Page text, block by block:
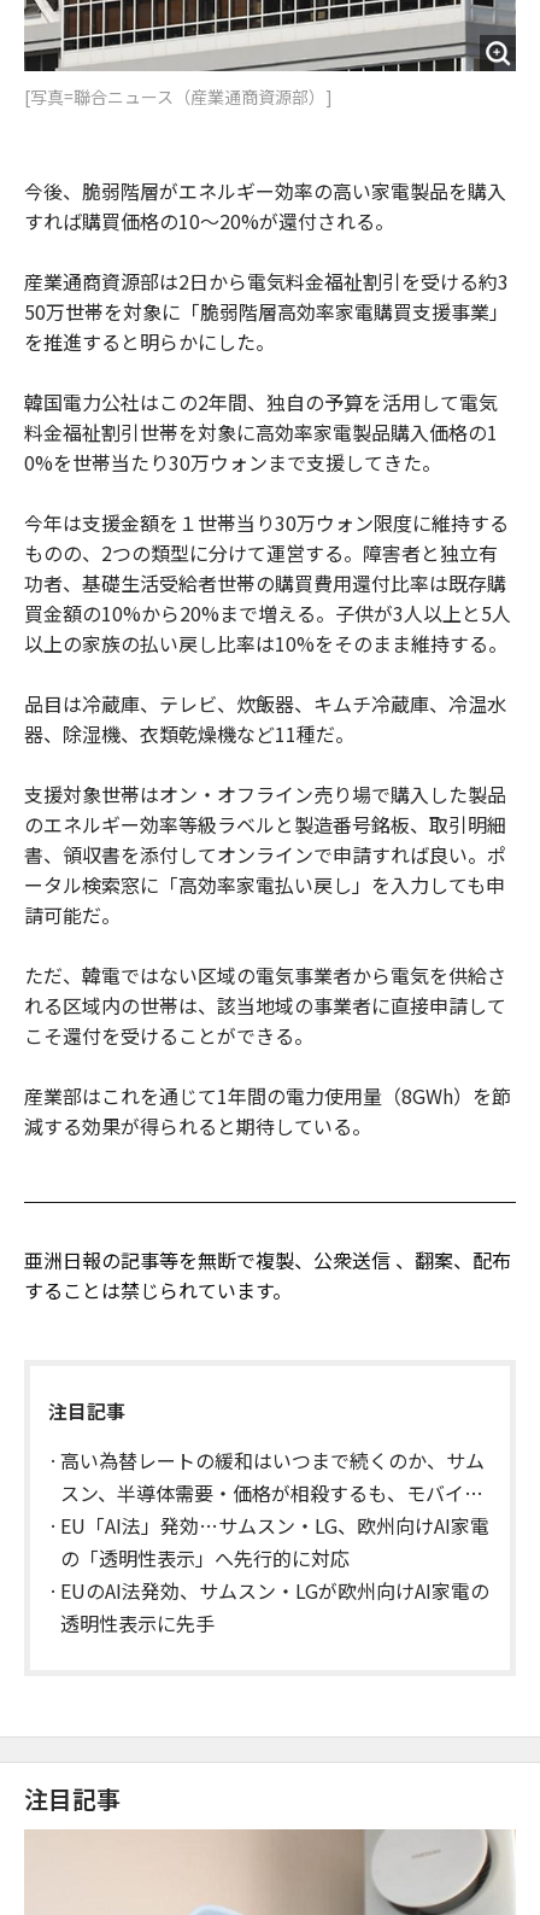
[写真=聯合ニュース（産業通商資源部）]
今後、脆弱階層がエネルギー効率の高い家電製品を購入
すれば購買価格の10～20%が還付される。
産業通商資源部は2日から電気料金福祉割引を受ける約3
50万世帯を対象に「脆弱階層高効率家電購買支援事業」
を推進すると明らかにした。
韓国電力公社はこの2年間、独自の予算を活用して電気
料金福祉割引世帯を対象に高効率家電製品購入価格の1
0%を世帯当たり30万ウォンまで支援してきた。
今年は支援金額を１世帯当り30万ウォン限度に維持する
ものの、2つの類型に分けて運営する。障害者と独立有
功者、基礎生活受給者世帯の購買費用還付比率は既存購
買金額の10%から20%まで増える。子供が3人以上と5人
以上の家族の払い戻し比率は10%をそのまま維持する。
品目は冷蔵庫、テレビ、炊飯器、キムチ冷蔵庫、冷温水
器、除湿機、衣類乾燥機など11種だ。
支援対象世帯はオン・オフライン売り場で購入した製品
のエネルギー効率等級ラベルと製造番号銘板、取引明細
書、領収書を添付してオンラインで申請すれば良い。ポ
ータル検索窓に「高効率家電払い戻し」を入力しても申
請可能だ。
ただ、韓電ではない区域の電気事業者から電気を供給さ
れる区域内の世帯は、該当地域の事業者に直接申請して
こそ還付を受けることができる。
産業部はこれを通じて1年間の電力使用量（8GWh）を節
減する効果が得られると期待している。
亜洲日報の記事等を無断で複製、公衆送信 、翻案、配布
することは禁じられています。
注目記事
高い為替レートの緩和はいつまで続くのか、サム
スン、半導体需要・価格が相殺するも、モバイ
ル・家電は厳しい状況
EU「AI法」発効…サムスン・LG、欧州向けAI家電
の「透明性表示」へ先行的に対応
EUのAI法発効、サムスン・LGが欧州向けAI家電の
透明性表示に先手
注目記事